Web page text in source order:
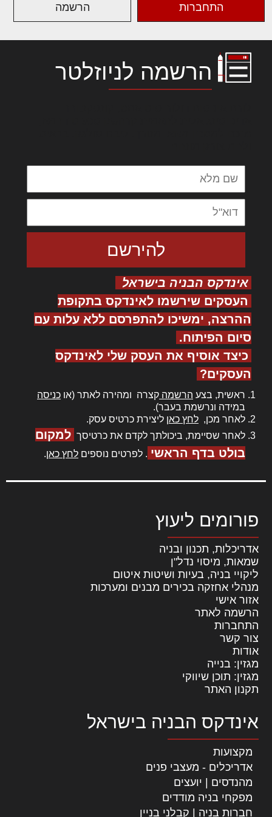
התחברות הרשמה
הרשמה לניוזלטר
אינדקס הבניה בישראל
העסקים שירשמו לאינדקס בתקופת
ההרצה, ימשיכו להתפרסם ללא עלות עם
סיום הפיתוח.
כיצד אוסיף את העסק שלי לאינדקס
העסקים?
ראשית, בצע הרשמה קצרה ומהירה לאתר (או כניסה
במידה ונרשמת בעבר).
לאחר מכן, לחץ כאן ליצירת כרטיס עסק.
לאחר שסיימת, ביכולתך לקדם את כרטיסך למקום
בולט בדף הראשי . לפרטים נוספים לחץ כאן.
פורומים ליעוץ
אדריכלות, תכנון ובניה
שמאות, מיסוי נדל"ן
ליקויי בניה, בעיות ושיטות איטום
מנהלי אחזקה בכירים מבנים ומערכות
אזור אישי
הרשמה לאתר
התחברות
צור קשר
אודות
מגזין: בנייה
מגזין: תוכן שיווקי
תקנון האתר
אינדקס הבניה בישראל
מקצועות
אדריכלים - מעצבי פנים
מהנדסים | יועצים
מפקחי בניה מודדים
חברות בניה | קבלני בניין